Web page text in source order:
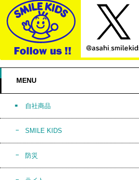
MENU
自社商品
SMILE KIDS
防災